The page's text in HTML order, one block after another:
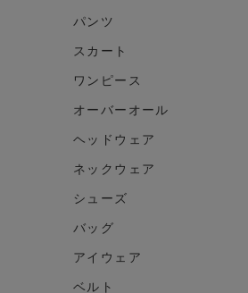
パンツ
スカート
ワンピース
オーバーオール
ヘッドウェア
ネックウェア
シューズ
バッグ
アイウェア
ベルト